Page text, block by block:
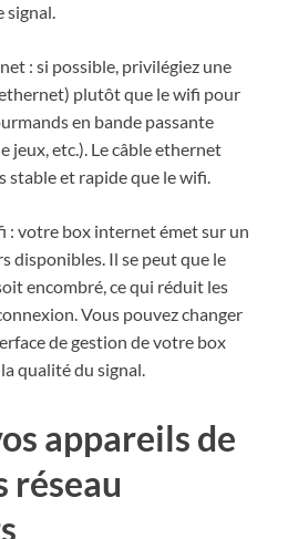
signal.
: si possible, privilégiez une
plutôt que le wifi pour
en bande passante
jeux, etc.). Le câble ethernet
stable et rapide que le wifi.
: votre box internet émet sur un
disponibles. Il se peut que le
encombré, ce qui réduit les
Vous pouvez changer
de gestion de votre box
qualité du signal.
appareils de
réseau